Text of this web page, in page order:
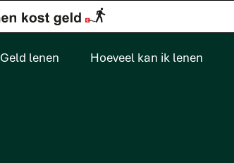
Geld lenen
Hoeveel kan ik lenen